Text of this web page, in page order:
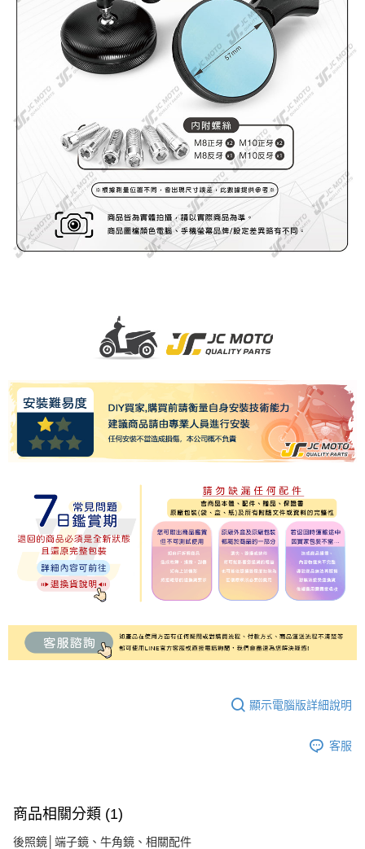
顯示電腦版詳細說明
客服
商品相關分類 (1)
後照鏡│端子鏡、牛角鏡、相關配件